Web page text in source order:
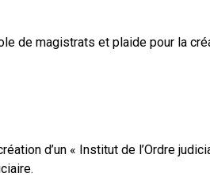
de magistrats et plaide pour la
d’un « Institut de l’Ordre